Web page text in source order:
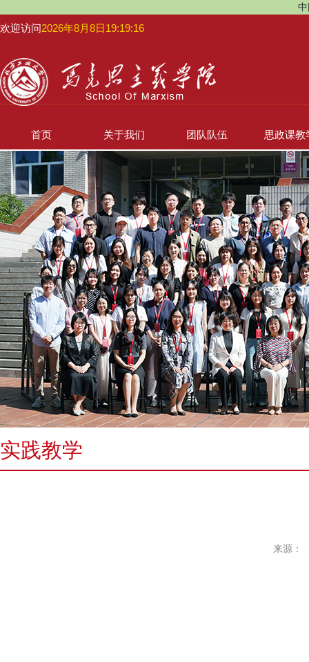
欢迎访问2026年8月8日19:19:17
首页 关于我们 团队队伍 思政课教
实践教学
来源：